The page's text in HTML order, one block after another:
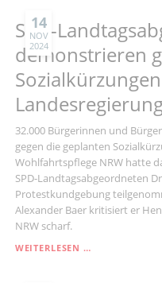
LAND
IN
DER
PFLICHT
14
NOV
2024
SPD-
demonstrieren
32.000 Bürgerinnen und
gegen die geplanten
Wohlfahrtspflege NRW hatte
SPD-Landtagsabgeordneten
Protestkundgebung
Alexander Baer kritisiert er
NRW scharf.
WEITERLESEN …SPD-